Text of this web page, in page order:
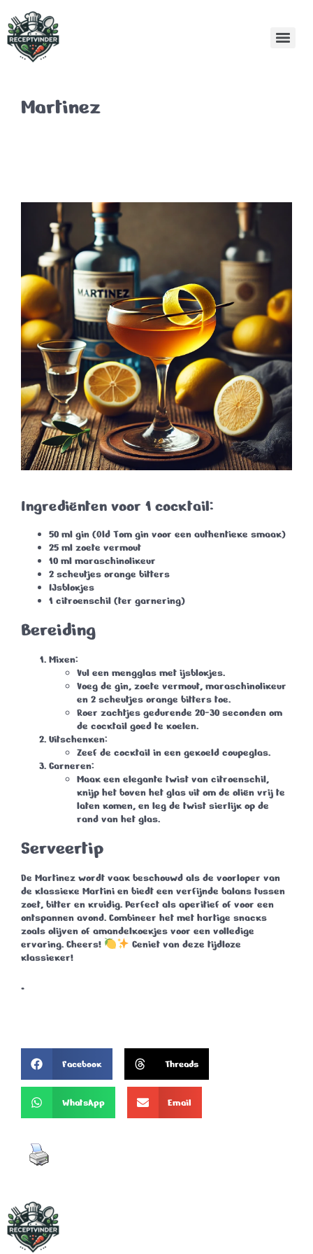
Martinez
Ingrediënten voor 1 cocktail:
50 ml gin (Old Tom gin voor een authentieke smaak)
25 ml zoete vermout
10 ml maraschinolikeur
2 scheutjes orange bitters
IJsblokjes
1 citroenschil (ter garnering)
Bereiding
Mixen:
Vul een mengglas met ijsblokjes.
Voeg de gin, zoete vermout, maraschinolikeur
en 2 scheutjes orange bitters toe.
Roer zachtjes gedurende 20-30 seconden om
de cocktail goed te koelen.
Uitschenken:
Zeef de cocktail in een gekoeld coupeglas.
Garneren:
Maak een elegante twist van citroenschil,
knijp het boven het glas uit om de oliën vrij te
laten komen, en leg de twist sierlijk op de
rand van het glas.
Serveertip
De Martinez wordt vaak beschouwd als de voorloper van
de klassieke Martini en biedt een verfijnde balans tussen
zoet, bitter en kruidig. Perfect als aperitief of voor een
ontspannen avond. Combineer het met hartige snacks
zoals olijven of amandelkoekjes voor een volledige
ervaring. Cheers!
Geniet van deze tijdloze
klassieker!
.
Facebook Threads
WhatsApp Email